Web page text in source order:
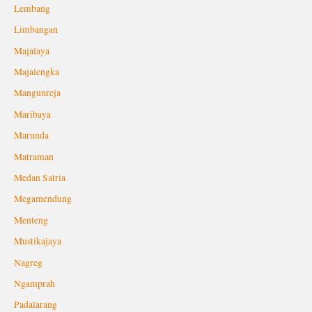
Lembang
Limbangan
Majalaya
Majalengka
Mangunreja
Maribaya
Marunda
Matraman
Medan Satria
Megamendung
Menteng
Mustikajaya
Nagreg
Ngamprah
Padalarang